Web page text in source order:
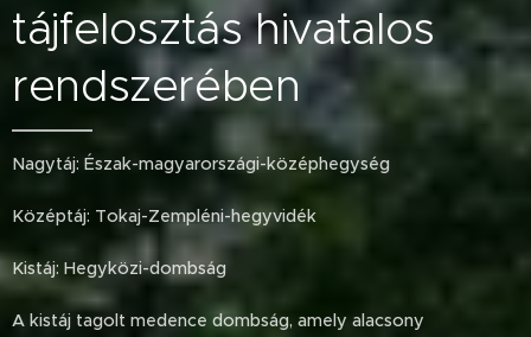
tájfelosztás hivatalos
rendszerében
Nagytáj: Észak-magyarországi-középhegység
Középtáj: Tokaj-Zempléni-hegyvidék
Kistáj: Hegyközi-dombság
A kistáj tagolt medence dombság, amely alacsony